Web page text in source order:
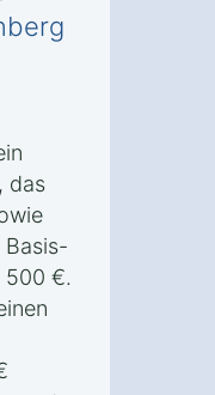
das
Basis-
500 €.